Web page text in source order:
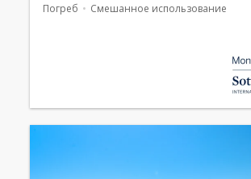
Погреб Смешанное использование